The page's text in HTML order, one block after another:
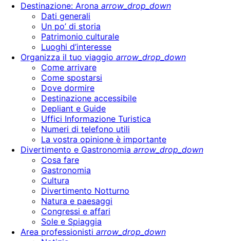
Destinazione: Arona arrow_drop_down
Dati generali
Un po’ di storia
Patrimonio culturale
Luoghi d’interesse
Organizza il tuo viaggio arrow_drop_down
Come arrivare
Come spostarsi
Dove dormire
Destinazione accessibile
Depliant e Guide
Uffici Informazione Turistica
Numeri di telefono utili
La vostra opinione è importante
Divertimento e Gastronomia arrow_drop_down
Cosa fare
Gastronomia
Cultura
Divertimento Notturno
Natura e paesaggi
Congressi e affari
Sole e Spiaggia
Area professionisti arrow_drop_down